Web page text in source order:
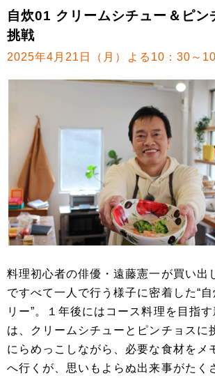
自炊01 クリームシチュー＆ピン
挑戦
2025年4月21日（月）よる10：30～
料理初心者の俳優・遠藤憲一が買い出
ですべて一人で行う様子に密着した“
リー”。１年後にはコース料理を目指
は、クリームシチューとピンチョスに
にらめっこしながら、必要な食材をメ
へ行くが、思いもよらぬ出来事がたく